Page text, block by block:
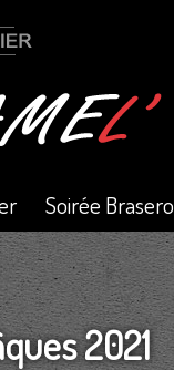
Soirée Brasero
2021